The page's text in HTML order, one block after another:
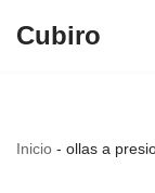
Cubiro
Inicio - ollas a